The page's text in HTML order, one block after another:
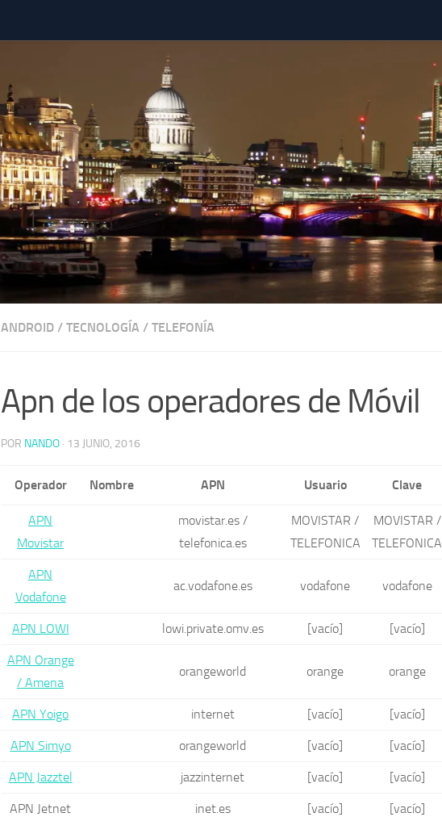
ANDROID / TECNOLOGÍA / TELEFONÍA
Apn de los operadores de Móvil
POR NANDO · 13 JUNIO, 2016
Operador Nombre APN Usuario Clave
APN
Movistar
movistar.es /
telefonica.es
MOVISTAR /
TELEFONICA
MOVISTAR /
TELEFONICA
APN
Vodafone
ac.vodafone.es vodafone vodafone
APN LOWI lowi.private.omv.es [vacío] [vacío]
APN Orange
/ Amena
orangeworld orange orange
APN Yoigo internet [vacío] [vacío]
APN Simyo orangeworld [vacío] [vacío]
APN Jazztel jazzinternet [vacío] [vacío]
APN Jetnet inet.es [vacío] [vacío]